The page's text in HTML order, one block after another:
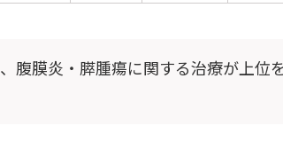
膜炎・膵腫瘍に関する治療が上位